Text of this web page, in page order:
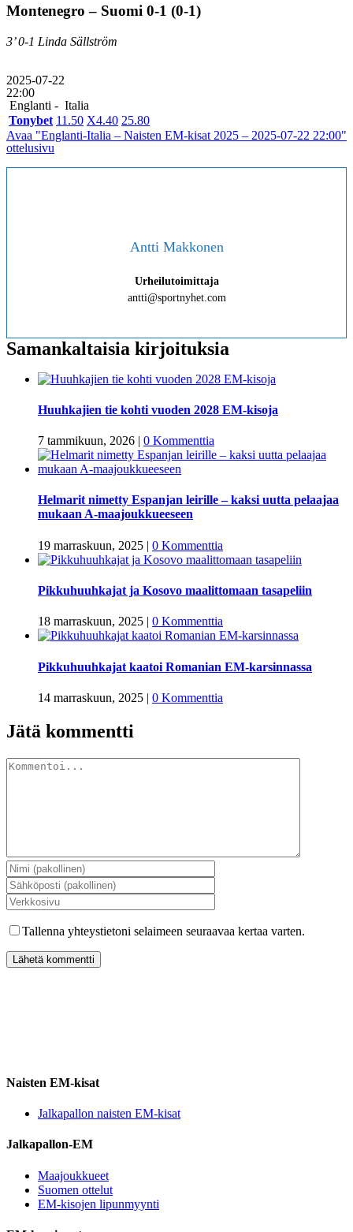
Montenegro – Suomi 0-1 (0-1)
3’ 0-1 Linda Sällström
2025-07-22
22:00
Englanti - Italia
Tonybet 11.50 X4.40 25.80
Avaa "Englanti-Italia – Naisten EM-kisat 2025 – 2025-07-22 22:00"
ottelusivu
Antti Makkonen
Urheilutoimittaja
antti@sportnyhet.com
Samankaltaisia kirjoituksia
Huuhkajien tie kohti vuoden 2028 EM-kisoja
7 tammikuun, 2026 | 0 Kommenttia
Helmarit nimetty Espanjan leirille – kaksi uutta pelaajaa
mukaan A-maajoukkueeseen
19 marraskuun, 2025 | 0 Kommenttia
Pikkuhuuhkajat ja Kosovo maalittomaan tasapeliin
18 marraskuun, 2025 | 0 Kommenttia
Pikkuhuuhkajat kaatoi Romanian EM-karsinnassa
14 marraskuun, 2025 | 0 Kommenttia
Jätä kommentti
Kommentti
Tallenna yhteystietoni selaimeen seuraavaa kertaa varten.
Naisten EM-kisat
Jalkapallon naisten EM-kisat
Jalkapallon-EM
Maajoukkueet
Suomen ottelut
EM-kisojen lipunmyynti